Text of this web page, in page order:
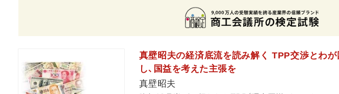
真壁昭夫の経済底流を読み解く TPP交渉とわ
し、国益を考えた主張を
真壁昭夫